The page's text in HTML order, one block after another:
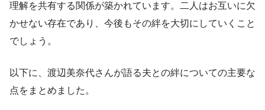
理解を共有する関係が築かれています。二人はお互いに欠
かせない存在であり、今後もその絆を大切にしていくこと
でしょう。
以下に、渡辺美奈代さんが語る夫との絆についての主要な
点をまとめました。